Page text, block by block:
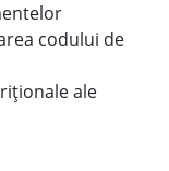
codului de
ale